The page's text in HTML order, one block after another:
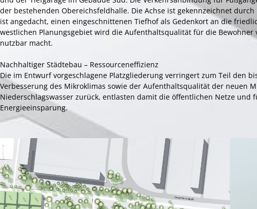
der bestehenden Obereichsfeldhalle. Die Achse ist gekennzeichnet
ist angedacht, einen eingeschnittenen Tiefhof als Gedenkort an die
westlichen Planungsgebiet wird die Aufenthaltsqualität für die Bewohner
nutzbar macht.
Nachhaltiger Städtebau – Ressourceneffizienz
Die im Entwurf vorgeschlagene Platzgliederung verringert zum Teil den
Verbesserung des Mikroklimas sowie der Aufenthaltsqualität der neuen
Niederschlagswasser zurück, entlasten damit die öffentlichen Netze
Energieeinsparung.